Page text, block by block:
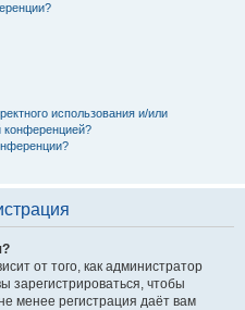
использования и/или
конференцией?
от того, как администратор
чтобы
менее регистрация даёт вам